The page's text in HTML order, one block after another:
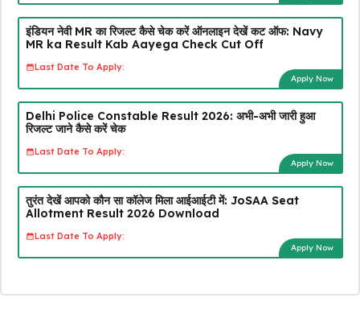
इंडियन नेवी MR का रिजल्ट कैसे चेक करें ऑनलाइन देखें कट ऑफ: Navy
MR ka Result Kab Aayega Check Cut Off
Last Date To Apply:
Apply Now
Delhi Police Constable Result 2026: अभी-अभी जारी हुआ
रिजल्ट जाने कैसे करें चेक
Last Date To Apply:
Apply Now
तुरंत देखें आपको कौन सा कॉलेज मिला आईआईटी में: JoSAA Seat
Allotment Result 2026 Download
Last Date To Apply:
Apply Now